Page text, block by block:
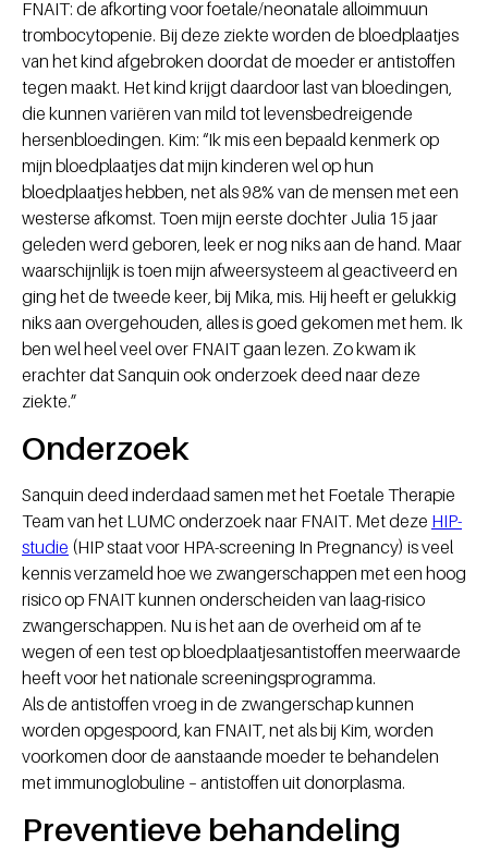
FNAIT: de afkorting voor foetale/neonatale alloimmuun
trombocytopenie. Bij deze ziekte worden de bloedplaatjes
van het kind afgebroken doordat de moeder er antistoffen
tegen maakt. Het kind krijgt daardoor last van bloedingen,
die kunnen variëren van mild tot levensbedreigende
hersenbloedingen. Kim: “Ik mis een bepaald kenmerk op
mijn bloedplaatjes dat mijn kinderen wel op hun
bloedplaatjes hebben, net als 98% van de mensen met een
westerse afkomst. Toen mijn eerste dochter Julia 15 jaar
geleden werd geboren, leek er nog niks aan de hand. Maar
waarschijnlijk is toen mijn afweersysteem al geactiveerd en
ging het de tweede keer, bij Mika, mis. Hij heeft er gelukkig
niks aan overgehouden, alles is goed gekomen met hem. Ik
ben wel heel veel over FNAIT gaan lezen. Zo kwam ik
erachter dat Sanquin ook onderzoek deed naar deze
ziekte.”
Onderzoek
Sanquin deed inderdaad samen met het Foetale Therapie
Team van het LUMC onderzoek naar FNAIT. Met deze HIP-
studie (HIP staat voor HPA-screening In Pregnancy) is veel
kennis verzameld hoe we zwangerschappen met een hoog
risico op FNAIT kunnen onderscheiden van laag-risico
zwangerschappen. Nu is het aan de overheid om af te
wegen of een test op bloedplaatjesantistoffen meerwaarde
heeft voor het nationale screeningsprogramma.
Als de antistoffen vroeg in de zwangerschap kunnen
worden opgespoord, kan FNAIT, net als bij Kim, worden
voorkomen door de aanstaande moeder te behandelen
met immunoglobuline – antistoffen uit donorplasma.
Preventieve behandeling